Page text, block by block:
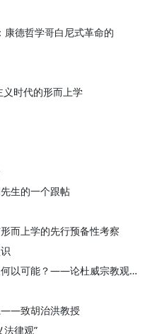
康德哲学哥白尼式革命的
义时代的形而上学
生的一个跟帖
而上学的先行预备性考察
童世骏：后形而上学时代的理想主义何以可能？——论杜威宗教观的
——致胡治洪教授
法律观”